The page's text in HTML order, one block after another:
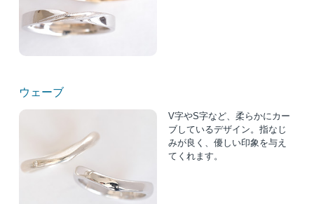
ウェーブ
V字やS字など、柔らかにカー
ブしているデザイン。指なじ
みが良く、優しい印象を与え
てくれます。